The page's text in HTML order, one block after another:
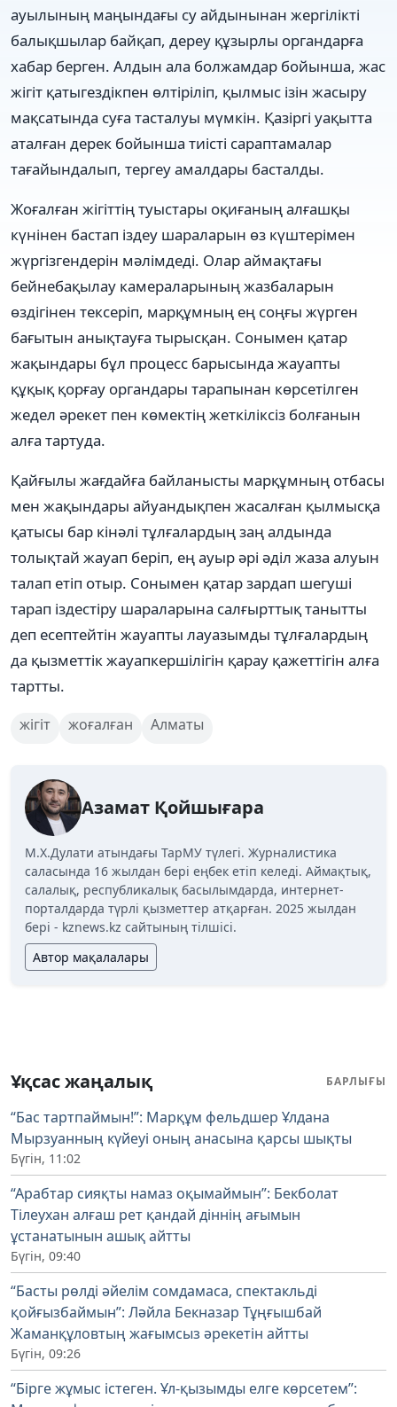
ауылының маңындағы су айдынынан жергілікті
балықшылар байқап, дереу құзырлы органдарға
хабар берген. Алдын ала болжамдар бойынша, жас
жігіт қатыгездікпен өлтіріліп, қылмыс ізін жасыру
мақсатында суға тасталуы мүмкін. Қазіргі уақытта
аталған дерек бойынша тиісті сараптамалар
тағайындалып, тергеу амалдары басталды.
Жоғалған жігіттің туыстары оқиғаның алғашқы
күнінен бастап іздеу шараларын өз күштерімен
жүргізгендерін мәлімдеді. Олар аймақтағы
бейнебақылау камераларының жазбаларын
өздігінен тексеріп, марқұмның ең соңғы жүрген
бағытын анықтауға тырысқан. Сонымен қатар
жақындары бұл процесс барысында жауапты
құқық қорғау органдары тарапынан көрсетілген
жедел әрекет пен көмектің жеткіліксіз болғанын
алға тартуда.
Қайғылы жағдайға байланысты марқұмның отбасы
мен жақындары айуандықпен жасалған қылмысқа
қатысы бар кінәлі тұлғалардың заң алдында
толықтай жауап беріп, ең ауыр әрі әділ жаза алуын
талап етіп отыр. Сонымен қатар зардап шегуші
тарап іздестіру шараларына салғырттық танытты
деп есептейтін жауапты лауазымды тұлғалардың
да қызметтік жауапкершілігін қарау қажеттігін алға
тартты.
жігіт жоғалған Алматы
Азамат Қойшығара
М.Х.Дулати атындағы ТарМУ түлегі. Журналистика
саласында 16 жылдан бері еңбек етіп келеді. Аймақтық,
салалық, республикалық басылымдарда, интернет-
порталдарда түрлі қызметтер атқарған. 2025 жылдан
бері - kznews.kz сайтының тілшісі.
Автор мақалалары
Ұқсас жаңалық БАРЛЫҒЫ
“Бас тартпаймын!”: Марқұм фельдшер Ұлдана
Мырзуанның күйеуі оның анасына қарсы шықты
Бүгін, 11:02
“Арабтар сияқты намаз оқымаймын”: Бекболат
Тілеухан алғаш рет қандай діннің ағымын
ұстанатынын ашық айтты
Бүгін, 09:40
“Басты рөлді әйелім сомдамаса, спектакльді
қойғызбаймын”: Ләйла Бекназар Тұңғышбай
Жаманқұловтың жағымсыз әрекетін айтты
Бүгін, 09:26
“Бірге жұмыс істеген. Ұл-қызымды елге көрсетем”: